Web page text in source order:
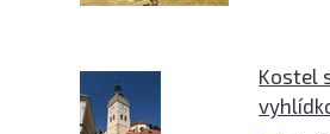
Kostel